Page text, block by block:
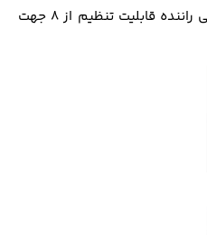
را کاهش دهید و صندلی راننده قابلیت تنظیم از ۸ جهت